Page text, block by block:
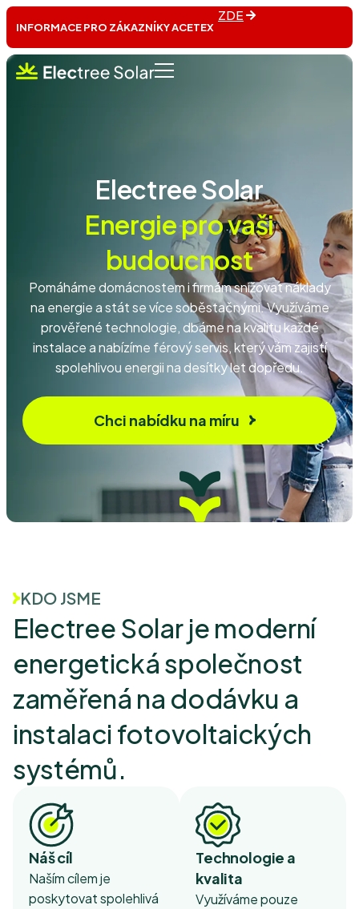
INFORMACE PRO ZÁKAZNÍKY ACETEX
ZDE
Electree Solar
Energie pro vaši
budoucnost
Pomáháme domácnostem i firmám snižovat náklady
na energie a stát se více soběstačnými. Využíváme
prověřené technologie, dbáme na kvalitu každé
instalace a nabízíme férový servis, který vám zajistí
spolehlivou energii na desítky let dopředu.
Chci nabídku na míru
KDO JSME
Electree Solar je moderní
energetická společnost
zaměřená na dodávku a
instalaci fotovoltaických
systémů.
Náš cíl
Naším cílem je
poskytovat spolehlivá
Technologie a
kvalita
Využíváme pouze